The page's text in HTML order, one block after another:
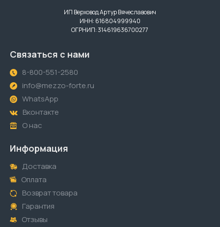
ИП Верховод Артур Вячеславович
ИНН: 616804999940
ОГРНИП: 314619636700277
Связаться с нами
8-800-551-2580
info@mezzo-forte.ru
WhatsApp
Вконтакте
О нас
Информация
Доставка
Оплата
Возврат товара
Гарантия
Отзывы